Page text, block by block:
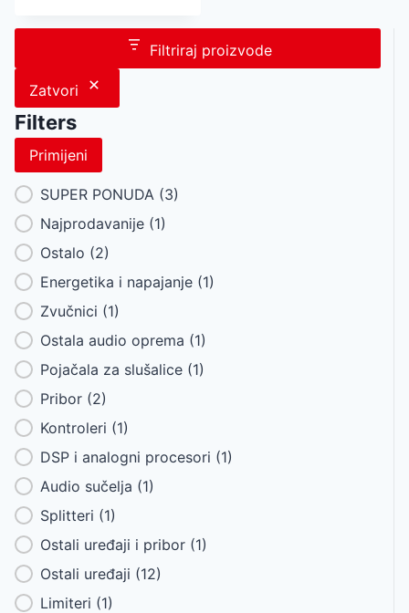
Filtriraj proizvode
Zatvori
Filters
Primijeni
Category Facet
SUPER PONUDA (3)
Najprodavanije (1)
Ostalo (2)
Energetika i napajanje (1)
Zvučnici (1)
Ostala audio oprema (1)
Pojačala za slušalice (1)
Pribor (2)
Kontroleri (1)
DSP i analogni procesori (1)
Audio sučelja (1)
Splitteri (1)
Ostali uređaji i pribor (1)
Ostali uređaji (12)
Limiteri (1)